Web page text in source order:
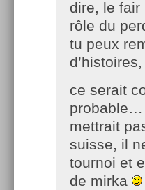
dire, le fair
rôle du
tu peux
ce serait
probable…
mettrait
suisse, il
tournoi et
de mirka